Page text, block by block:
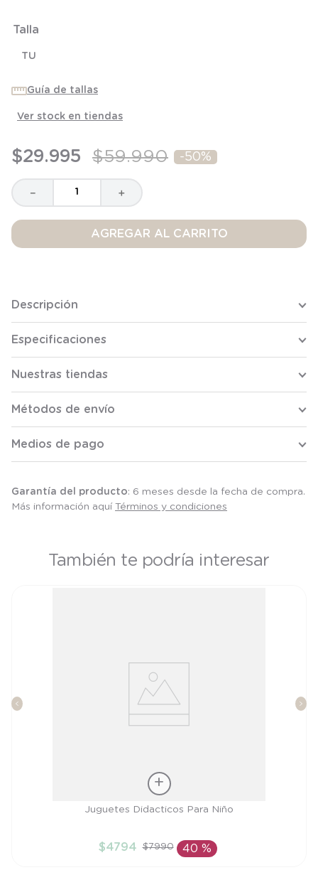
Talla
TU
Guía de tallas
Ver stock en tiendas
$29.995 $59.990 -50%
＋
－
AGREGAR AL CARRITO
Descripción
Especificaciones
Nuestras tiendas
Métodos de envío
Medios de pago
Garantía del producto: 6 meses desde la fecha de compra.
Más información aquí Términos y condiciones
También te podría interesar
AÑADIR AL CARRITO
Juguetes Didacticos Para Niño
$4794 $7990 40 %
7.
8.